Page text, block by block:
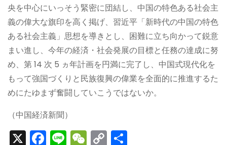
央を中心にいっそう緊密に団結し、中国の特色ある社会主
義の偉大な旗印を高く掲げ、習近平「新時代の中国の特色
ある社会主義」思想を導きとし、困難に立ち向かって鋭意
まい進し、今年の経済・社会発展の目標と任務の達成に努
め、第 14 次 5 ヵ年計画を円満に完了し、中国式現代化を
もって強国づくりと民族復興の偉業を全面的に推進するた
めにたゆまず奮闘していこうではないか。
（中国経済新聞）
X F Li W C